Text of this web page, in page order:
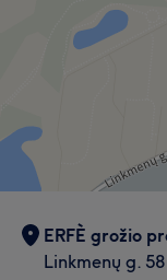
ERFÈ grožio
Linkmenų g. 58